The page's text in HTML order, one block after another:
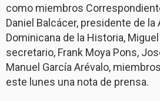
como miembros
Daniel Balcácer, presidente de la
Dominicana de la Historia,
secretario, Frank Moya Pons,
Manuel García Arévalo,
este lunes una nota de prensa.